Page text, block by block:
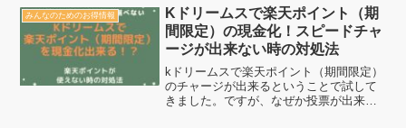
みんなのためのお得情報
Kドリームスで楽天ポイント（期
間限定）の現金化！スピードチャ
ージが出来ない時の対処法
kドリームスで楽天ポイント（期間限定）
のチャージが出来るということで試して
きました。ですが、なぜか投票が出来な